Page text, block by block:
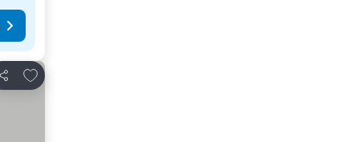
Teilen
Zu Favoriten hinzufügen